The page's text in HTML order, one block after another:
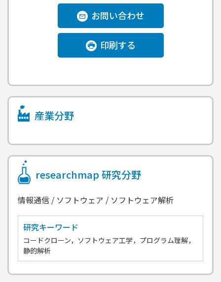
お問い合わせ
印刷する
産業分野
researchmap 研究分野
情報通信 / ソフトウェア / ソフトウェア解析
研究キーワード
コードクローン，ソフトウェア工学，プログラム理解，
静的解析